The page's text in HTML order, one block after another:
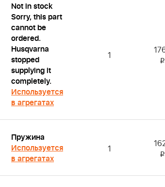
Not in stock
Sorry, this part
cannot be
ordered.
Husqvarna
stopped
supplying it
completely.
Используется
в агрегатах
1 i
Пружина
Используется
в агрегатах
1 i